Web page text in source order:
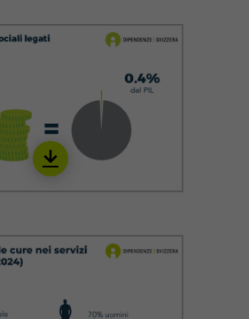
Download
IALC07_it_22